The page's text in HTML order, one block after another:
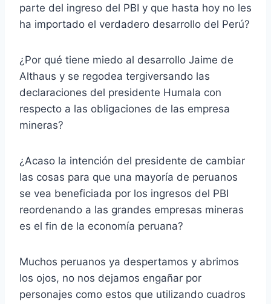
parte del ingreso del PBI y que hasta hoy no les
ha importado el verdadero desarrollo del Perú?
¿Por qué tiene miedo al desarrollo Jaime de
Althaus y se regodea tergiversando las
declaraciones del presidente Humala con
respecto a las obligaciones de las empresa
mineras?
¿Acaso la intención del presidente de cambiar
las cosas para que una mayoría de peruanos
se vea beneficiada por los ingresos del PBI
reordenando a las grandes empresas mineras
es el fin de la economía peruana?
Muchos peruanos ya despertamos y abrimos
los ojos, no nos dejamos engañar por
personajes como estos que utilizando cuadros